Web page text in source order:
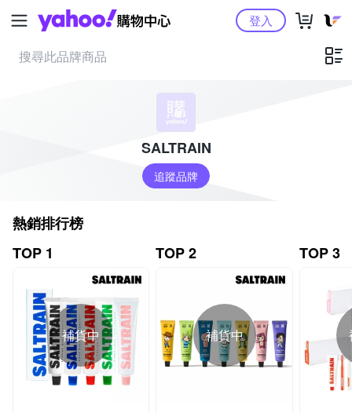
Yahoo購物中心登入
SALTRAIN
追蹤品牌
熱銷排行榜
TOP 1
補貨中
TOP 2
補貨中
TOP 3